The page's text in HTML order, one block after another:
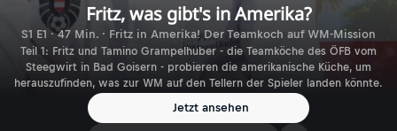
Fritz, was gibt's in Amerika?
S1 E1 · 47 Min. · Fritz in Amerika! Der Teamkoch auf WM-Mission
Teil 1: Fritz und Tamino Grampelhuber - die Teamköche des ÖFB vom
Steegwirt in Bad Goisern - probieren die amerikanische Küche, um
herauszufinden, was zur WM auf den Tellern der Spieler landen könnte.
Jetzt ansehen